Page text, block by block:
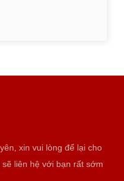
xin vui lòng để lại cho
liên hệ với bạn rất sớm